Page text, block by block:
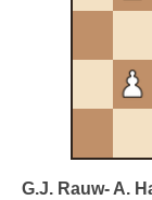
G.J. Rauw- A.